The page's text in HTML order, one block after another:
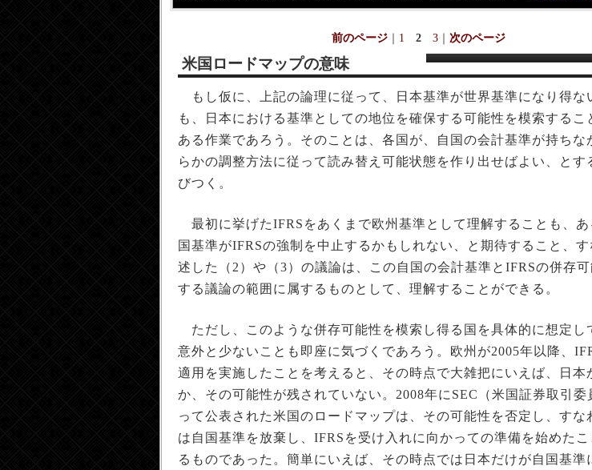
前のページ｜ 1 2 3｜ 次のページ
米国ロードマップの意味
もし仮に、上記の論理に従って、日本基準が世界基準になり得な
も、日本における基準としての地位を確保する可能性を模索するこ
ある作業であろう。そのことは、各国が、自国の会計基準が持ちな
らかの調整方法に従って読み替え可能状態を作り出せばよい、とす
びつく。
最初に挙げたIFRSをあくまで欧州基準として理解することも、あ
国基準がIFRSの強制を中止するかもしれない、と期待すること、
述した（2）や（3）の議論は、この自国の会計基準とIFRSの併存
する議論の範囲に属するものとして、理解することができる。
ただし、このような併存可能性を模索し得る国を具体的に想定し
意外と少ないことも即座に気づくであろう。欧州が2005年以降、
適用を実施したことを考えると、その時点で大雑把にいえば、日本
か、その可能性が残されていない。2008年にSEC（米国証券取引委
って公表された米国のロードマップは、その可能性を否定し、すな
は自国基準を放棄し、IFRSを受け入れに向かっての準備を始めた
るものであった。簡単にいえば、その時点では日本だけが自国基準